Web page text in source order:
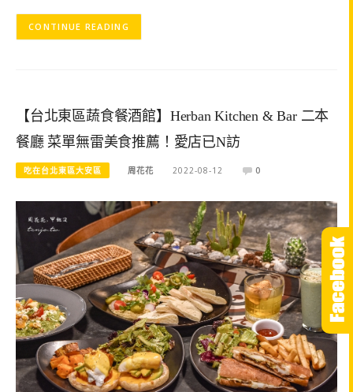
CONTINUE READING
【台北東區蔬食餐酒館】Herban Kitchen & Bar 二本
餐廳 菜單無雷美食推薦！愛店已N訪
吃在台北東區大安區 周花花 2022-08-12 0